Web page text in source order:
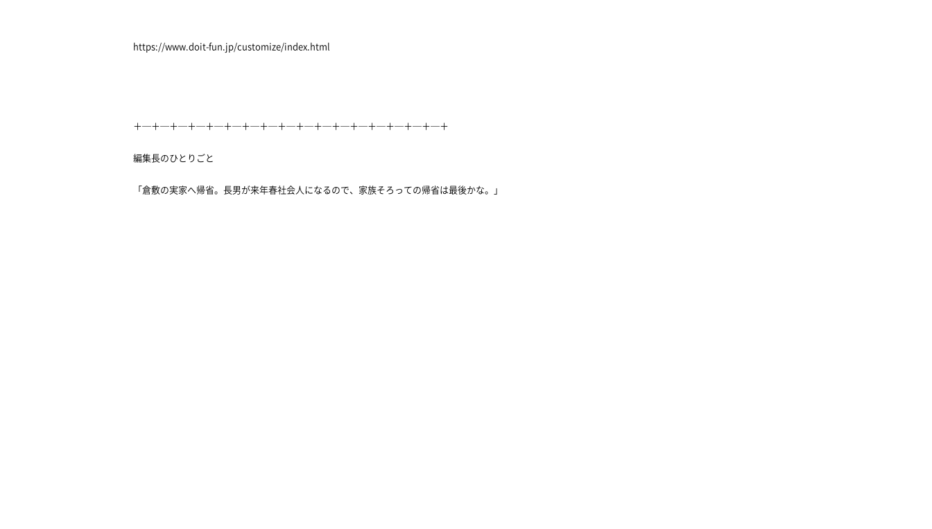
https://www.doit-fun.jp/customize/index.html
＋─＋─＋─＋─＋─＋─＋─＋─＋─＋─＋─＋─＋─＋─＋─＋─＋─＋
編集長のひとりごと
「倉敷の実家へ帰省。長男が来年春社会人になるので、家族そろっての帰省は最後かな。」